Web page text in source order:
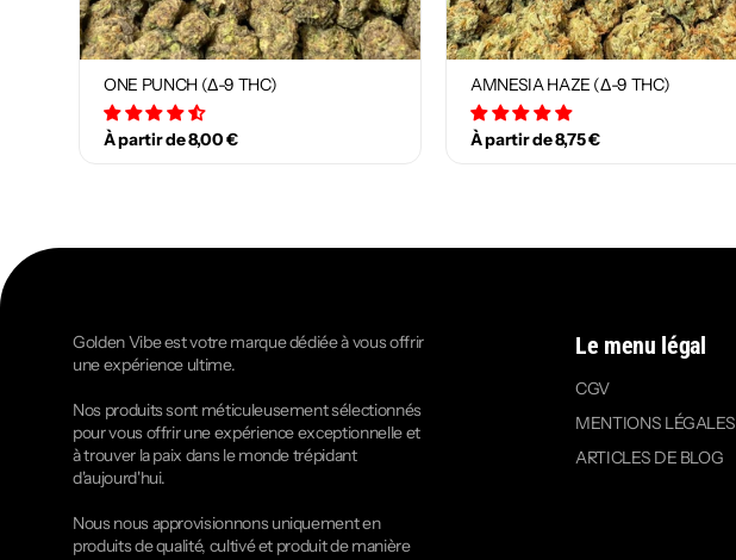
ONE PUNCH (Δ-9 THC)
À partir de 8,00 €
AMNESIA HAZE (Δ-9 THC)
À partir de 8,75 €
Golden Vibe est votre marque dédiée à vous offrir
une expérience ultime.
Nos produits sont méticuleusement sélectionnés
pour vous offrir une expérience exceptionnelle et
à trouver la paix dans le monde trépidant
d'aujourd'hui.
Nous nous approvisionnons uniquement en
produits de qualité, cultivé et produit de manière
Le menu légal
CGV
MENTIONS LÉGALES
ARTICLES DE BLOG